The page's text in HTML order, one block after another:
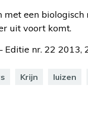
met een
uit voort komt.
Editie nr. 22 2013,
Krijn luizen